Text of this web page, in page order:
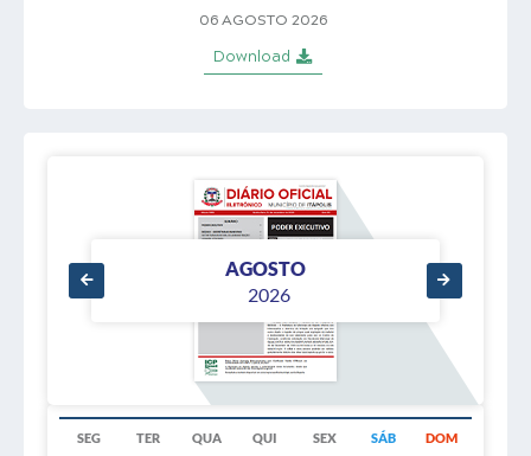
06 AGOSTO 2026
Download
EDIÇÃO Nº 2780
04 AGOSTO 2026
Download
EDIÇÃO Nº 2779
03 AGOSTO 2026
Download
AGOSTO
2026
SEG TER QUA QUI SEX SÁB DOM